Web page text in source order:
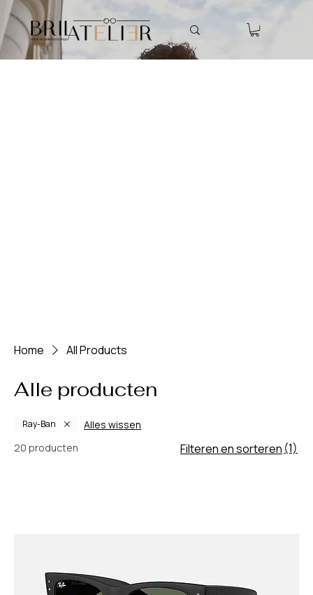
Home All Products
Alle producten
Ray-Ban
Alles wissen
20 producten
Filteren en sorteren (1)